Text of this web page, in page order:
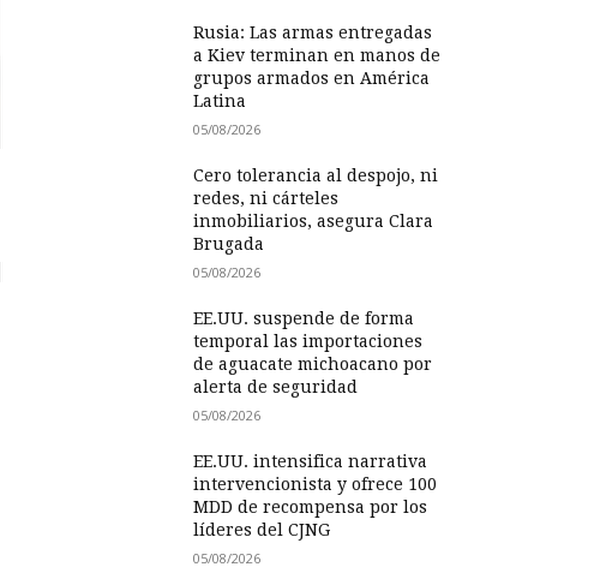
Rusia: Las armas entregadas
a Kiev terminan en manos de
grupos armados en América
Latina
05/08/2026
Cero tolerancia al despojo, ni
redes, ni cárteles
inmobiliarios, asegura Clara
Brugada
05/08/2026
EE.UU. suspende de forma
temporal las importaciones
de aguacate michoacano por
alerta de seguridad
05/08/2026
EE.UU. intensifica narrativa
intervencionista y ofrece 100
MDD de recompensa por los
líderes del CJNG
05/08/2026